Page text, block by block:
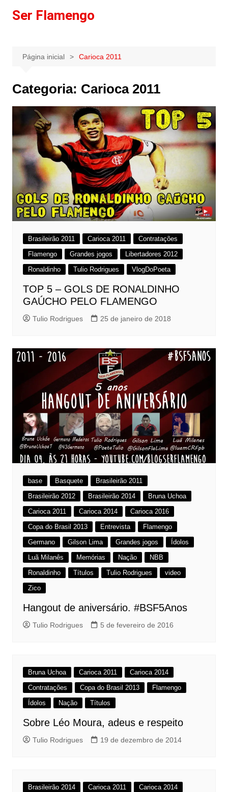
paraSer Flamengo
Página inicial Carioca 2011
Categoria: Carioca 2011
Brasileirão 2011 Carioca 2011
Contratações
Flamengo
Grandes jogos
Libertadores 2012
Ronaldinho
Tulio Rodrigues VlogDoPoeta
TOP 5 – GOLS DE RONALDINHO
GAÚCHO PELO FLAMENGO
Tulio Rodrigues 25 de janeiro de 2018
base Basquete
Brasileirão 2011
Brasileirão 2012
Brasileirão 2014
Bruna Uchoa
Carioca 2011
Carioca 2014
Carioca 2016
Copa do Brasil 2013
Entrevista
Flamengo
Germano
Gilson Lima Grandes jogos
Ídolos
Luã Milanês
Memórias Nação
NBB
Ronaldinho
Títulos Tulio Rodrigues
video
Zico
Hangout de aniversário. #BSF5Anos
Tulio Rodrigues 5 de fevereiro de 2016
Bruna Uchoa Carioca 2011
Carioca 2014
Contratações
Copa do Brasil 2013
Flamengo
Ídolos
Nação Títulos
Sobre Léo Moura, adeus e respeito
Tulio Rodrigues 19 de dezembro de 2014
Brasileirão 2014 Carioca 2011
Carioca 2014